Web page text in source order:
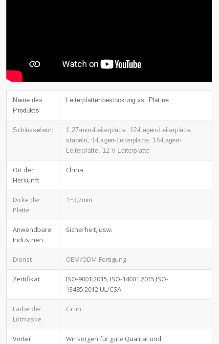
Name des
Produkts
Leiterplattenbestückung vs. Platine
Schlüsselwort
1,27-mm-Leiterplatte, 12-Lagen-Leiterplatte
stapeln, 1-Lagen-Leiterplatte, 16-Lagen-
Leiterplatte, 12-V-Leiterplatte
Ort der
Herkunft
China
Dicke der
Platte
1~3,2mm
Anwendbare
Industrien
Sicherheit, usw.
Dienst OEM/ODM-Fertigung
Zertifikat
ISO-9001:2015, ISO-14001:2015,ISO-
13485:2012.UL/CSA
Farbe der
Lötmaske
Grün
Vorteil
Wir sorgen für gute Qualität und